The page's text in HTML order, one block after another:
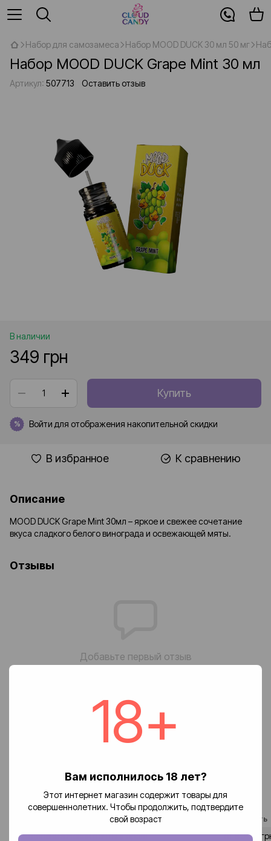
18+
Вам исполнилось 18 лет?
Этот интернет магазин содержит товары для
совершеннолетних. Чтобы продолжить, подтвердите
свой возраст
Набор для самозамеса Набор MOOD DUCK 30 мл 50 мг
Набор MOOD DUCK Grape Mint 30 мл
Артикул: 507713 Оставить отзыв
В наличии
349 грн
Купить
% Войти для отображения накопительной скидки
В избранное К сравнению
Описание
MOOD DUCK Grape Mint 30мл – яркое и свежее сочетание
вкуса сладкого белого винограда и освежающей мяты.
Отзывы
Добавьте первый отзыв
Написать отзыв
Доставка Оплата
🚚 Стоимость доставки
«Новая почта».
Стоимость
В отделение Новой почты (город)
от 80–90